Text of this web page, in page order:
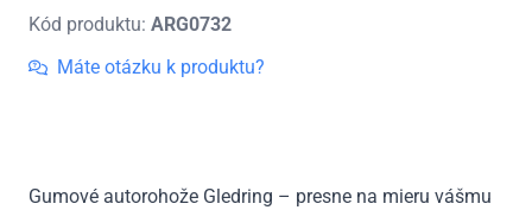
Seat
Leon
Kód produktu: ARG0732
Máte otázku k produktu?
Gumové autorohože Gledring – presne na mieru vášmu